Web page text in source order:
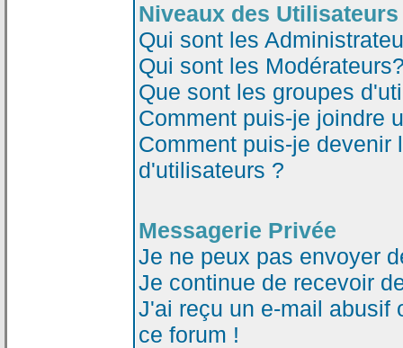
Niveaux des
Qui sont les
Qui sont les
Que sont les groupes
Comment puis-je joindre
Comment puis-je devenir
d'utilisateurs ?
Messagerie Privée
Je ne peux pas envoyer
Je continue de recevoir
J'ai reçu un e-mail abusif
ce forum !